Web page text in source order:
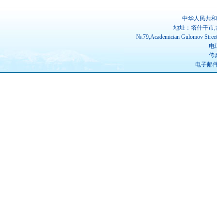
中华人民共
地址：塔什干市
№.79,Academician Gulomov
电
传
电子邮